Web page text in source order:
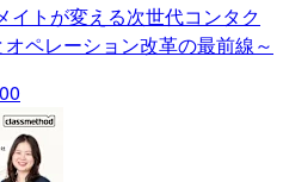
イトが変える次世代コンタク
ペレーション改革の最前線～